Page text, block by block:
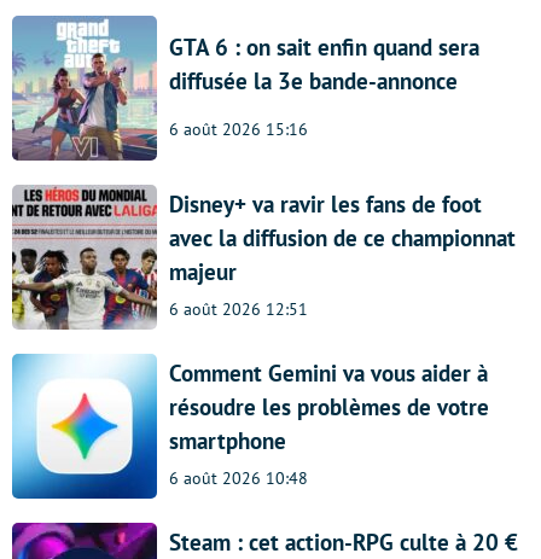
GTA 6 : on sait enfin quand sera
diffusée la 3e bande-annonce
6 août 2026 15:16
Disney+ va ravir les fans de foot
avec la diffusion de ce championnat
majeur
6 août 2026 12:51
Comment Gemini va vous aider à
résoudre les problèmes de votre
smartphone
6 août 2026 10:48
Steam : cet action-RPG culte à 20 €